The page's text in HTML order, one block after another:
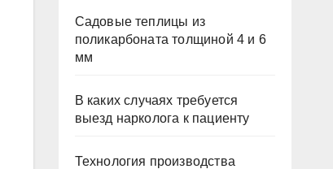
Садовые теплицы из
поликарбоната толщиной 4 и 6
мм
В каких случаях требуется
выезд нарколога к пациенту
Технология производства